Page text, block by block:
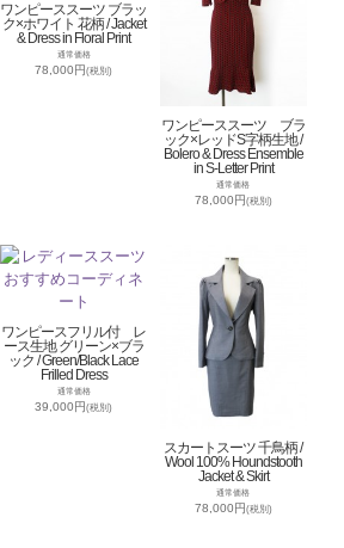
ワンピーススーツ ブラッ
ク×ホワイト 花柄 / Jacket
& Dress in Floral Print
通常価格
78,000円(税別)
ワンピーススーツ ブラ
ック×レッドS字柄生地 /
Bolero & Dress Ensemble
in S-Letter Print
通常価格
78,000円(税別)
ワンピースフリル付 レ
ース生地 グリーン×ブラ
ック / Green/Black Lace
Frilled Dress
通常価格
39,000円(税別)
スカートスーツ 千鳥柄 /
Wool 100% Houndstooth
Jacket & Skirt
通常価格
78,000円(税別)